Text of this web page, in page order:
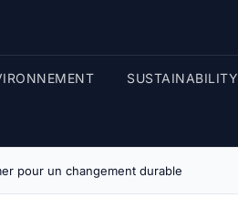
SUSTAINABILITY
pour un changement durable